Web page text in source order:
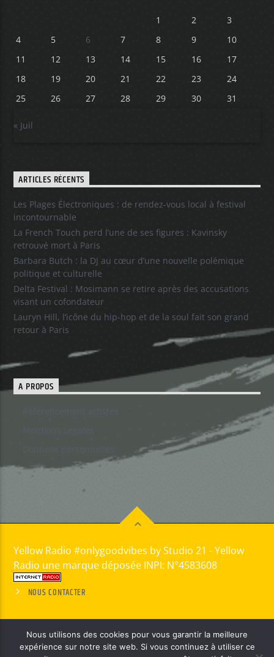
1 2
3
4
5 6 7 8 9
10
11
12 13 14 15 16
17
18
19 20 21 22 23
24
25
26 27 28 29 30 31
« Juil
ARTICLES RÉCENTS
Les Plages Électroniques : de rendez-vous local à festival
incontournable
La French Touch perd l’une de ses figures : Kavinsky
retrouvé mort à Paris
Barbara Butch : la DJ au cœur d’une nouvelle polémique
politique et culturelle
Delta Festival : Mosimann se retire après des accusations
visant un cofondateur
Lauryn Hill, l’icône du hip-hop et de la soul fait son grand
retour à Paris
A PROPOS
Yellow Radio #onlygoodvibes by Studio 21 - Yellow
Radio une marque déposée INPI: N°4583608
NOUS CONTACTER
Nous utilisons des cookies pour vous garantir la meilleure
expérience sur notre site web. Si vous continuez à utiliser ce